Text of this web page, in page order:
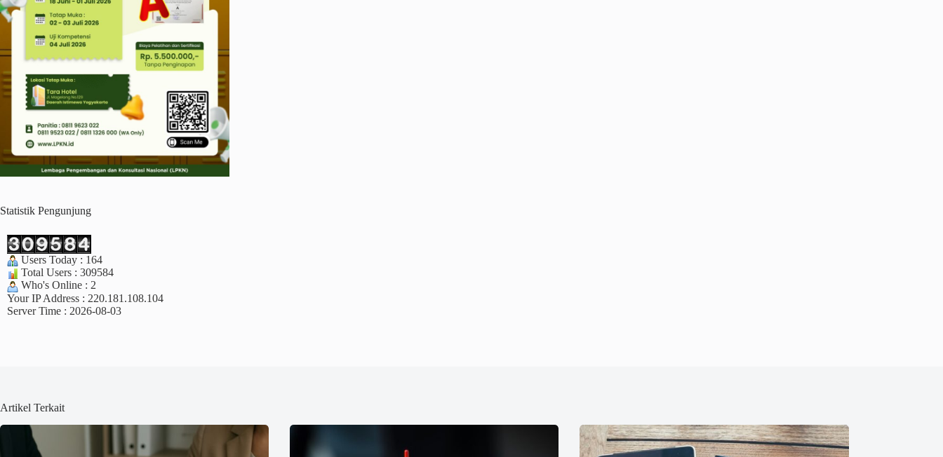
Statistik Pengunjung
Users Today : 164
Total Users : 309584
Who's Online : 2
Your IP Address : 220.181.108.104
Server Time : 2026-08-03
Artikel Terkait